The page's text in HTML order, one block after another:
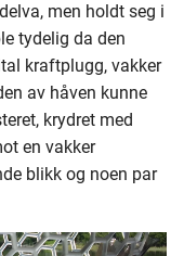
men holdt seg i
tydelig da den
kraftplugg, vakker
av håven kunne
krydret med
en vakker
blikk og noen par